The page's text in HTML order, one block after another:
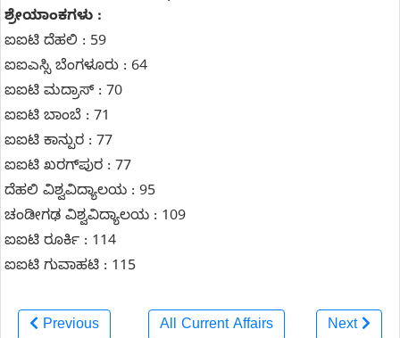
ಶ್ರೇಯಾಂಕಗಳು :
ಐಐಟಿ ದೆಹಲಿ : 59
ಐಐಎಸ್ಸಿ ಬೆಂಗಳೂರು : 64
ಐಐಟಿ ಮದ್ರಾಸ್ : 70
ಐಐಟಿ ಬಾಂಬೆ : 71
ಐಐಟಿ ಕಾನ್ಪುರ : 77
ಐಐಟಿ ಖರಗ್‌ಪುರ : 77
ದೆಹಲಿ ವಿಶ್ವವಿದ್ಯಾಲಯ : 95
ಚಂಡೀಗಢ ವಿಶ್ವವಿದ್ಯಾಲಯ : 109
ಐಐಟಿ ರೂರ್ಕಿ : 114
ಐಐಟಿ ಗುವಾಹಟಿ : 115
Previous All Current Affairs Next